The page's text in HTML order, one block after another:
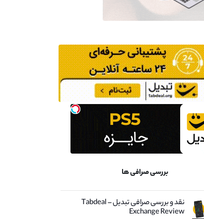
بررسی صرافی ها
نقد و بررسی صرافی تبدیل – Tabdeal
Exchange Review